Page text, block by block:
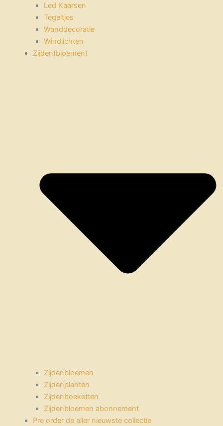
Led Kaarsen
Tegeltjes
Wanddecoratie
Windlichten
Zijden(bloemen)
Zijdenbloemen
Zijdenplanten
Zijdenboeketten
Zijdenbloemen abonnement
Pre order de aller nieuwste collectie